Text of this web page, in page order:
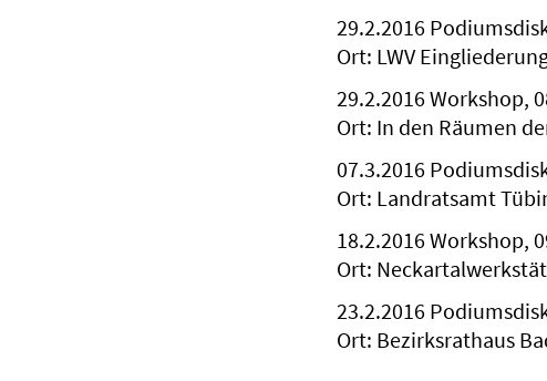
29.2.2016
Ort: LWV
29.2.2016 Workshop,
Ort: In den Räumen
07.3.2016
Ort: Landratsamt
18.2.2016 Workshop,
Ort:
23.2.2016
Ort: Bezirksrathaus